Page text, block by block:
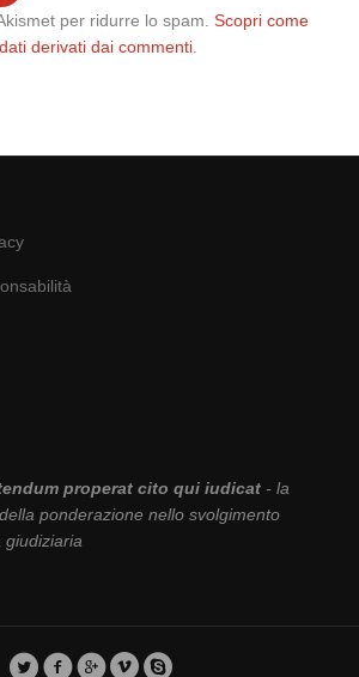
per ridurre lo spam.Scopri come
derivati dai commenti
properat cito qui iudicat- la
ponderazione nello svolgimento
giudiziaria